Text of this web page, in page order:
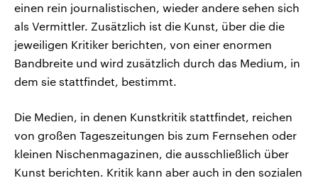
einen rein journalistischen, wieder andere sehen sich
als Vermittler. Zusätzlich ist die Kunst, über die die
jeweiligen Kritiker berichten, von einer enormen
Bandbreite und wird zusätzlich durch das Medium, in
dem sie stattfindet, bestimmt.
Die Medien, in denen Kunstkritik stattfindet, reichen
von großen Tageszeitungen bis zum Fernsehen oder
kleinen Nischenmagazinen, die ausschließlich über
Kunst berichten. Kritik kann aber auch in den sozialen